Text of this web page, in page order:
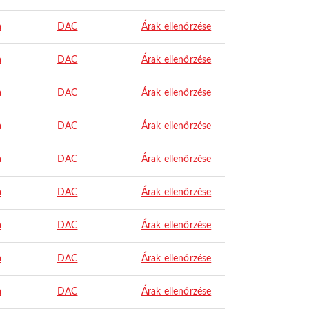
DAC Árak ellenőrzése
DAC Árak ellenőrzése
DAC Árak ellenőrzése
DAC Árak ellenőrzése
DAC Árak ellenőrzése
DAC Árak ellenőrzése
DAC Árak ellenőrzése
DAC Árak ellenőrzése
DAC Árak ellenőrzése